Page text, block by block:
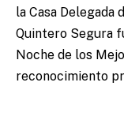
la Casa Delegada
Quintero Segura
Noche de los
reconocimiento